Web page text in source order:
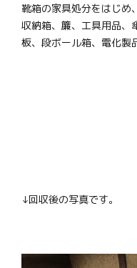
靴箱の家具処分をはじめ
収納箱、簾、工具用品、
板、段ボール箱、電化製
↓回収後の写真です。